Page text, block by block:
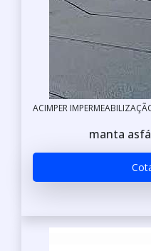
ACIMPER
manta